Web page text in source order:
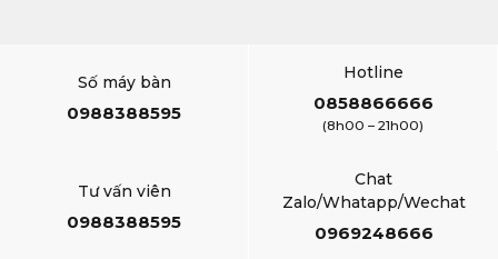
Số máy bàn
0988388595
Hotline
0858866666
(8h00 – 21h00)
Tư vấn viên
0988388595
Chat
Zalo/Whatapp/Wechat
0969248666